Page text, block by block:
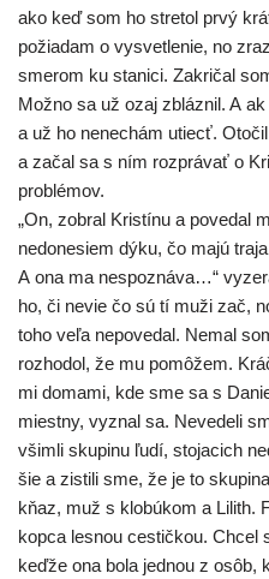
ako keď som ho stre­tol prvý
požia­dam o vysvet­le­nie, no
sme­rom ku sta­ni­ci. Zakričal
Možno sa už ozaj zbláz­nil. A
a už ho nene­chám utiecť.
a začal sa s ním roz­prá­vať o
problémov.
„On, zobral Kristínu a pove­dal
nedo­ne­siem dýku, čo majú
A ona ma nespoz­ná­va…“
ho, či nevie čo sú tí muži zač,
toho veľa nepo­ve­dal. Nemal
roz­ho­dol, že mu pomô­žem.
mi doma­mi, kde sme sa s
miest­ny, vyznal sa. Nevedeli
všim­li sku­pi­nu ľudí, sto­ja­cich
šie a zis­ti­li sme, že je to
kňaz, muž s klo­bú­kom a Lilith.
kop­ca les­nou ces­tič­kou. Chcel
keď­že ona bola jed­nou z osôb,